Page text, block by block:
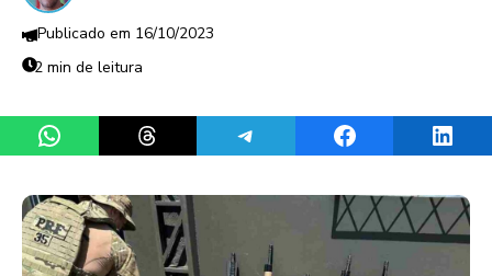
16/10/2023
2 min de leitura
Share on WhatsAppShare on ThreadsShare on TelegramShare on Facebook